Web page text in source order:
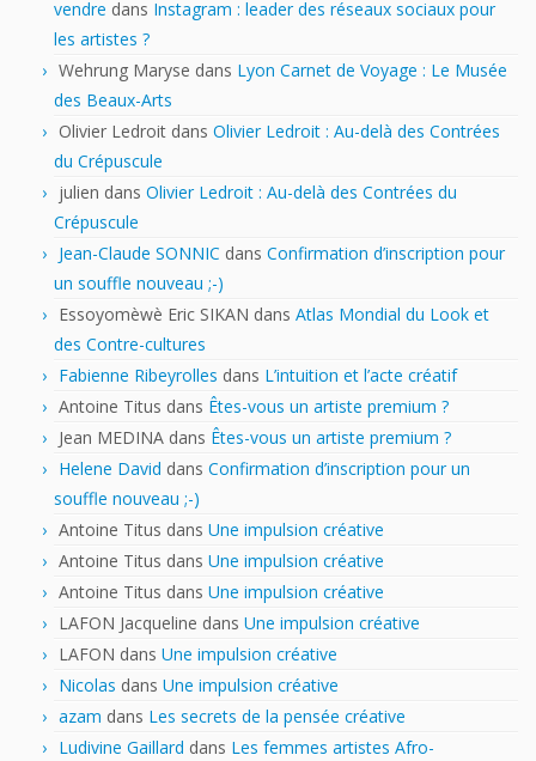
vendre dans Instagram : leader des réseaux sociaux pour
les artistes ?
Wehrung Maryse dans Lyon Carnet de Voyage : Le Musée
des Beaux-Arts
Olivier Ledroit dans Olivier Ledroit : Au-delà des Contrées
du Crépuscule
julien dans Olivier Ledroit : Au-delà des Contrées du
Crépuscule
Jean-Claude SONNIC dans Confirmation d’inscription pour
un souffle nouveau ;-)
Essoyomèwè Eric SIKAN dans Atlas Mondial du Look et
des Contre-cultures
Fabienne Ribeyrolles dans L’intuition et l’acte créatif
Antoine Titus dans Êtes-vous un artiste premium ?
Jean MEDINA dans Êtes-vous un artiste premium ?
Helene David dans Confirmation d’inscription pour un
souffle nouveau ;-)
Antoine Titus dans Une impulsion créative
Antoine Titus dans Une impulsion créative
Antoine Titus dans Une impulsion créative
LAFON Jacqueline dans Une impulsion créative
LAFON dans Une impulsion créative
Nicolas dans Une impulsion créative
azam dans Les secrets de la pensée créative
Ludivine Gaillard dans Les femmes artistes Afro-